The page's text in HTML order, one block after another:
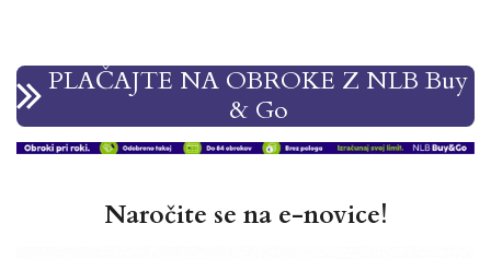
PLAČAJTE NA OBROKE Z NLB Buy
& Go
Naročite se na e-novice!